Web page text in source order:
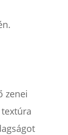
zenei